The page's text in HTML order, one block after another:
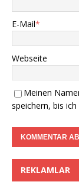
E-Mail*
Webseite
Meinen
speichern, bis
REKLAMLAR